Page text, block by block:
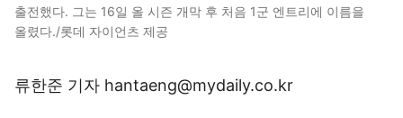
출전했다. 그는 16일 올 시즌 개막 후 처음 1군 엔트리에 이름을
올렸다./롯데 자이언츠 제공
류한준 기자 hantaeng@mydaily.co.kr